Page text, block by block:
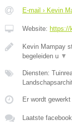
E-mail › Kevin
Website: https://
Kevin Mampay
begeleiden u ▼
Diensten:
Er wordt
Laatste